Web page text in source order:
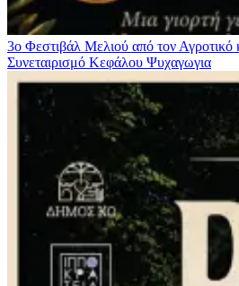
3ο Φεστιβάλ Μελιού από τον Αγροτικό
Συνεταιρισμό Κεφάλου Ψυχαγωγια